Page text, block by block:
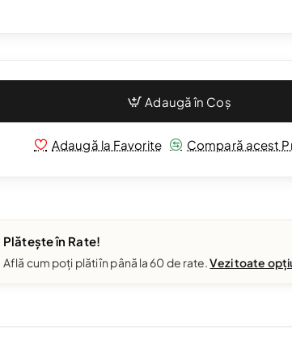
Adaugă în Coș
Adaugă la Favorite Compară acest
Plătește în Rate!
Află cum poți plăti în până la 60 de rate.Vezi toate